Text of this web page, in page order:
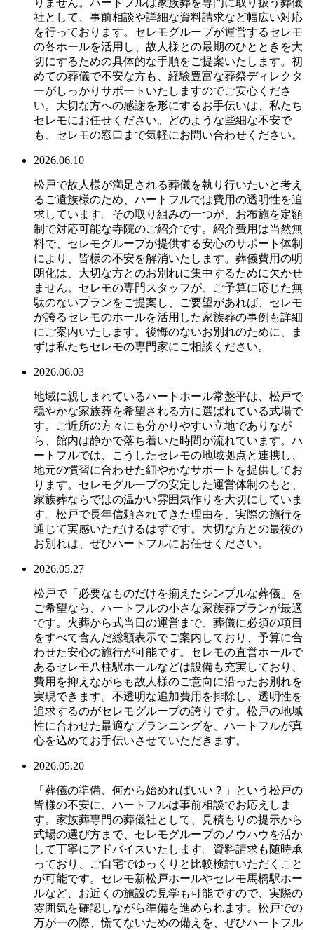
社として、事前相談や詳細な資料請求など幅広い対応
を行っております。セレモグループが運営するセレモ
の各ホールを活用し、故人様との最期のひとときを大
切にするための具体的な手順をご提案いたします。初
めての葬儀で不安な方も、経験豊富な葬祭ディレクタ
ーがしっかりサポートいたしますのでご安心くださ
い。大切な方への感謝を形にするお手伝いは、私たち
セレモにお任せください。どのような些細な不安で
も、セレモの窓口まで気軽にお問い合わせください。
2026.06.10
松戸で故人様が満足される葬儀を執り行いたいと考え
るご遺族様のため、ハートフルでは費用の透明性を追
求しています。その取り組みの一つが、お布施を定額
制で対応可能な寺院のご紹介です。紹介費用は当然無
料で、セレモグループが提供する安心のサポート体制
により、皆様の不安を解消いたします。葬儀費用の明
朗化は、大切な方とのお別れに集中するために欠かせ
ません。セレモの専門スタッフが、ご予算に応じた無
駄のないプランをご提案し、ご要望があれば、セレモ
が誇るセレモのホールを活用した家族葬の事例も詳細
にご案内いたします。後悔のないお別れのために、ま
ずは私たちセレモの専門家にご相談ください。
2026.06.03
地域に親しまれているハートホール常盤平は、松戸で
穏やかな家族葬を希望される方に選ばれている式場で
す。ご近所の方々にも分かりやすい立地でありなが
ら、館内は静かで落ち着いた時間が流れています。ハ
ートフルでは、こうしたセレモの地域拠点と連携し、
地元の慣習に合わせた細やかなサポートを提供してお
ります。セレモグループの安定した運営体制のもと、
家族葬ならではの温かい雰囲気作りを大切にしていま
す。松戸で長年信頼されてきた理由を、実際の施行を
通じて実感いただけるはずです。大切な方との最後の
お別れは、ぜひハートフルにお任せください。
2026.05.27
松戸で「必要なものだけを揃えたシンプルな葬儀」を
ご希望なら、ハートフルの小さな家族葬プランが最適
です。火葬から式当日の運営まで、葬儀に必須の項目
をすべて含んだ総額表示でご案内しており、予算に合
わせた安心の施行が可能です。セレモの直営ホールで
あるセレモ八柱駅ホールなどは設備も充実しており、
費用を抑えながらも故人様のご意向に沿ったお別れを
実現できます。不透明な追加費用を排除し、透明性を
追求するのがセレモグループの誇りです。松戸の地域
性に合わせた最適なプランニングを、ハートフルが真
心を込めてお手伝いさせていただきます。
2026.05.20
「葬儀の準備、何から始めればいい？」という松戸の
皆様の不安に、ハートフルは事前相談でお応えしま
す。家族葬専門の葬儀社として、見積もりの提示から
式場の選び方まで、セレモグループのノウハウを活か
して丁寧にアドバイスいたします。資料請求も随時承
っており、ご自宅でゆっくりと比較検討いただくこと
が可能です。セレモ新松戸ホールやセレモ馬橋駅ホー
ルなど、お近くの施設の見学も可能ですので、実際の
雰囲気を確認しながら準備を進められます。松戸での
万が一の際、慌てないための備えを、ぜひハートフル